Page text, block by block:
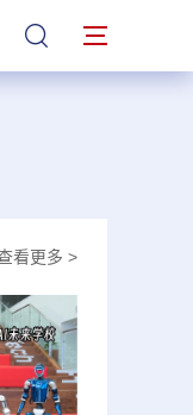
站內搜索
看更多 >